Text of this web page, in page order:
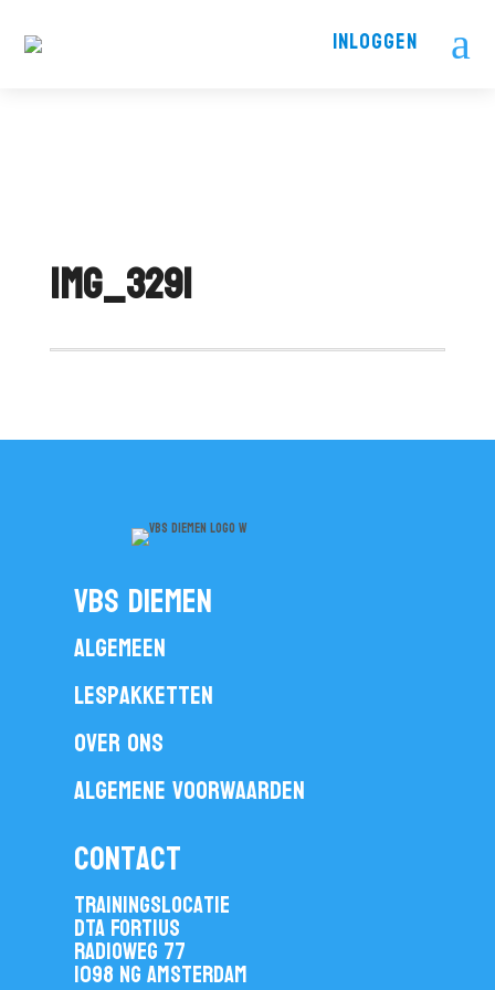
INLOGGEN a
IMG_3291
vbs diemen
Algemeen
Lespakketten
Over ons
Algemene voorwaarden
contact
Trainingslocatie
DTA Fortius
Radioweg 77
1098 NG Amsterdam